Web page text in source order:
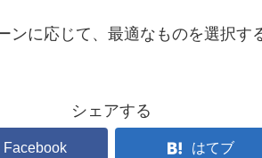
に応じて、最適なものを選択す
シェアする
Facebook はてブ